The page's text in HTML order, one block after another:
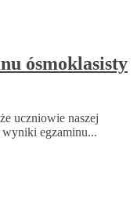
ósmoklasisty
uczniowie naszej
wyniki egzaminu...